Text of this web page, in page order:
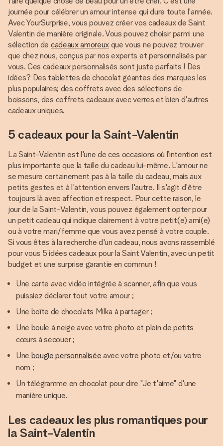
journée pour célébrer un amour intense qui dure toute l'année.
Avec YourSurprise, vous pouvez créer vos cadeaux de Saint
Valentin de manière originale. Vous pouvez choisir parmi une
sélection de cadeaux amoreux que vous ne pouvez trouver
que chez nous, conçus par nos experts et personnalisés par
vous. Ces cadeaux personnalisés sont juste parfaits ! Des
idées? Des tablettes de chocolat géantes des marques les
plus populaires; des coffrets avec des sélections de
boissons, des coffrets cadeaux avec verres et bien d'autres
cadeaux uniques.
5 cadeaux pour la Saint-Valentin
La Saint-Valentin est l'une de ces occasions où l’intention est
plus importante que la taille du cadeau lui-même. L'amour ne
se mesure certainement pas à la taille du cadeau, mais aux
petits gestes et à l'attention envers l'autre. Il s'agit d'être
toujours là avec affection et respect. Pour cette raison, le
jour de la Saint-Valentin, vous pouvez également opter pour
un petit cadeau qui indique clairement à votre petit(e) ami(e)
ou à votre mari/femme que vous avez pensé à votre couple.
Si vous êtes à la recherche d'un cadeau, nous avons rassemblé
pour vous 5 idées cadeaux pour la Saint Valentin, avec un petit
budget et une surprise garantie en commun !
Une carte avec vidéo intégrée à scanner, afin que vous
puissiez déclarer tout votre amour ;
Une boîte de chocolats Milka à partager ;
Une boule à neige avec votre photo et plein de petits
cœurs à secouer ;
Une bougie personnalisée avec votre photo et/ou votre
nom ;
Un télégramme en chocolat pour dire "Je t'aime" d'une
manière unique.
Les cadeaux les plus romantiques pour
la Saint-Valentin